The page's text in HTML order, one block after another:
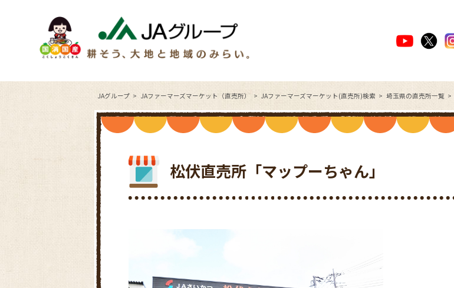
JAグループ JAファーマーズマーケット（直売所） JAファーマーズマーケット(直売所)検索 埼玉県の直売所一覧
松伏直売所「マップーちゃん」